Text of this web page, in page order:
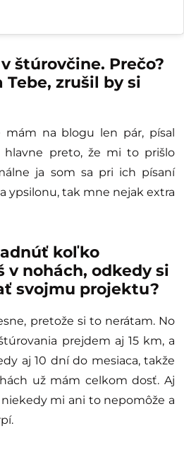
štúrovčine. Prečo?
Tebe, zrušil by si
mám na blogu len pár, písal
hlavne preto, že mi to prišlo
ja som sa pri ich písaní
ypsilonu, tak mne nejak extra
koľko
v nohách, odkedy si
svojmu projektu?
pretože si to nerátam. No
prejdem aj 15 km, a
aj 10 dní do mesiaca, takže
už mám celkom dosť. Aj
mi ani to nepomôže a